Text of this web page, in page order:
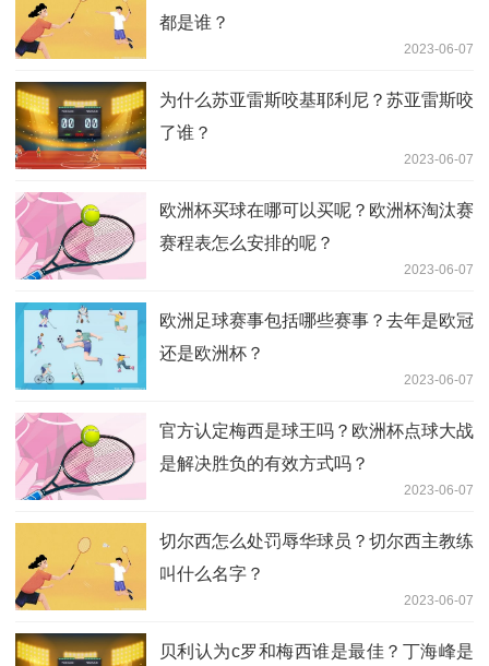
都是谁？
2023-06-07
为什么苏亚雷斯咬基耶利尼？苏亚雷斯咬
了谁？
2023-06-07
欧洲杯买球在哪可以买呢？欧洲杯淘汰赛
赛程表怎么安排的呢？
2023-06-07
欧洲足球赛事包括哪些赛事？去年是欧冠
还是欧洲杯？
2023-06-07
官方认定梅西是球王吗？欧洲杯点球大战
是解决胜负的有效方式吗？
2023-06-07
切尔西怎么处罚辱华球员？切尔西主教练
叫什么名字？
2023-06-07
贝利认为c罗和梅西谁是最佳？丁海峰是